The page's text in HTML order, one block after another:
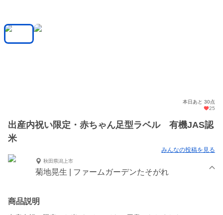
本日あと 30点
25
出産内祝い限定・赤ちゃん足型ラベル 有機JAS認
米
みんなの投稿を見る
秋田県潟上市
菊地晃生 | ファームガーデンたそがれ
商品説明